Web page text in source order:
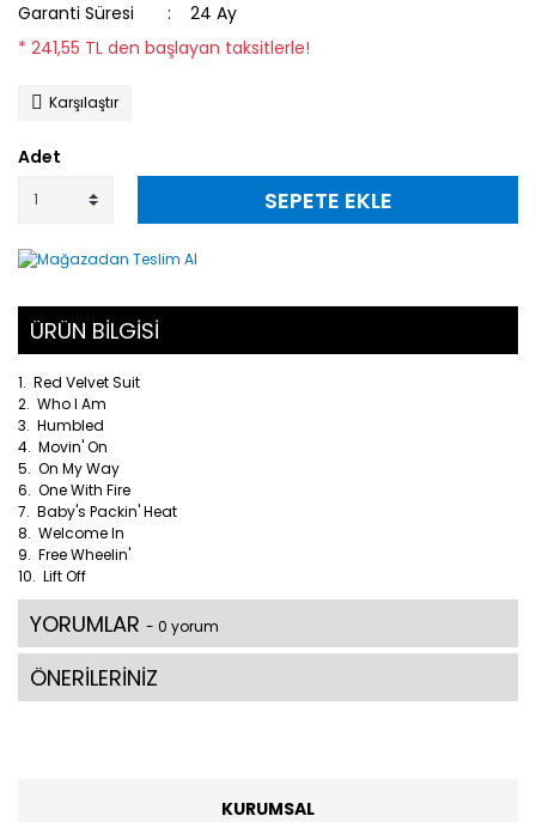
Garanti Süresi
24 Ay
* 241,55 TL den başlayan taksitlerle!
Karşılaştır
Adet
SEPETE EKLE
ÜRÜN BİLGİSİ
1. Red Velvet Suit
2. Who I Am
3. Humbled
4. Movin' On
5. On My Way
6. One With Fire
7. Baby's Packin' Heat
8. Welcome In
9. Free Wheelin'
10. Lift Off
YORUMLAR - 0 yorum
ÖNERİLERİNİZ
KURUMSAL